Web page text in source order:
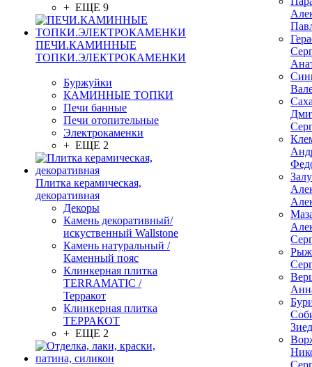
+ ЕЩЕ 9
ПЕЧИ.КАМИННЫЕ
ТОПКИ.ЭЛЕКТРОКАМЕНКИ
Буржуйки
КАМИННЫЕ ТОПКИ
Печи банные
Печи отопительные
Электрокаменки
+ ЕЩЕ 2
Плитка керамическая,
декоративная
Декоры
Камень декоративный/
искуственный Wallstone
Камень натуральный /
Каменный пояс
Клинкерная плитка
TERRAMATIC /
Терракот
Клинкерная плитка
ТЕРРАКОТ
+ ЕЩЕ 2